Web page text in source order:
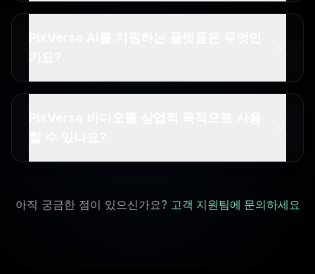
아직 궁금한 점이 있으신가요? 고객 지원팀에 문의하세요